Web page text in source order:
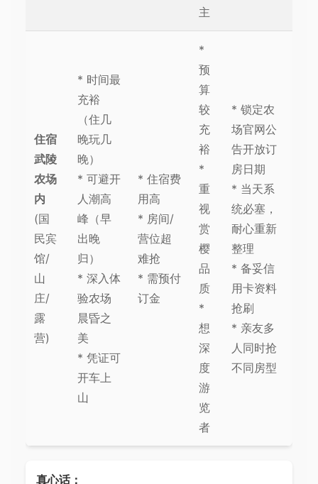
主
住宿
武陵
农场
内
(国
民宾
馆/
山
庄/
露
营)
* 时间最
充裕
（住几
晚玩几
晚）
* 可避开
人潮高
峰（早
出晚
归）
* 深入体
验农场
晨昏之
美
* 凭证可
开车上
山
* 住宿费
用高
* 房间/
营位超
难抢
* 需预付
订金
*
预
算
较
充
裕
*
重
视
赏
樱
品
质
*
想
深
度
游
览
者
* 锁定农
场官网公
告开放订
房日期
* 当天系
统必塞，
耐心重新
整理
* 备妥信
用卡资料
抢刷
* 亲友多
人同时抢
不同房型
真心话：